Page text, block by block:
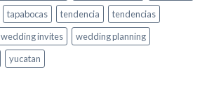
tapabocas tendencia
tendencias
wedding invites
wedding planning
yucatan